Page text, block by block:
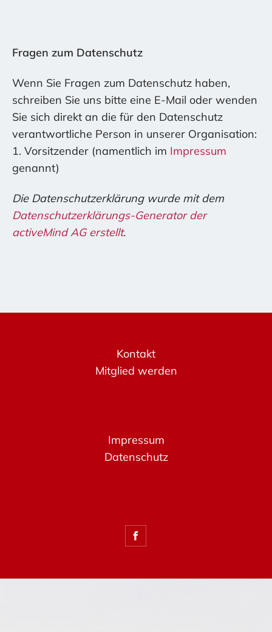
Fragen zum Datenschutz
Wenn Sie Fragen zum Datenschutz haben,
schreiben Sie uns bitte eine E-Mail oder wenden
Sie sich direkt an die für den Datenschutz
verantwortliche Person in unserer Organisation:
1. Vorsitzender (namentlich im Impressum
genannt)
Die Datenschutzerklärung wurde mit dem
Datenschutzerklärungs-Generator der
activeMind AG erstellt.
Kontakt
Mitglied werden
Impressum
Datenschutz